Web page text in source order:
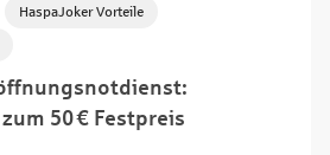
50 € Festpreis
HaspaJoker Vorteile